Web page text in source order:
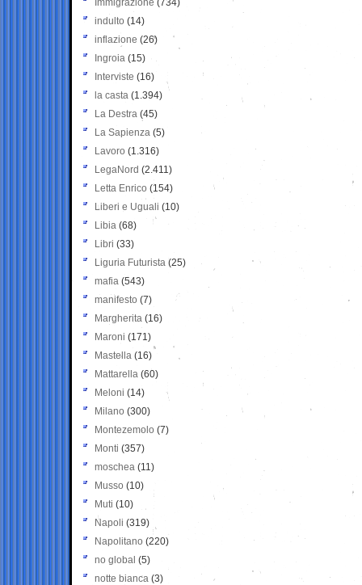
Immigrazione (734)
indulto (14)
inflazione (26)
Ingroia (15)
Interviste (16)
la casta (1.394)
La Destra (45)
La Sapienza (5)
Lavoro (1.316)
LegaNord (2.411)
Letta Enrico (154)
Liberi e Uguali (10)
Libia (68)
Libri (33)
Liguria Futurista (25)
mafia (543)
manifesto (7)
Margherita (16)
Maroni (171)
Mastella (16)
Mattarella (60)
Meloni (14)
Milano (300)
Montezemolo (7)
Monti (357)
moschea (11)
Musso (10)
Muti (10)
Napoli (319)
Napolitano (220)
no global (5)
notte bianca (3)